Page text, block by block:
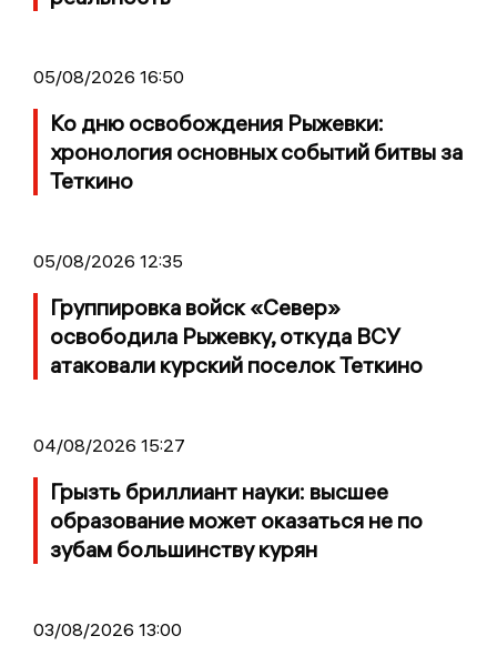
05/08/2026 16:50
Ко дню освобождения Рыжевки:
хронология основных событий битвы за
Теткино
05/08/2026 12:35
Группировка войск «Север»
освободила Рыжевку, откуда ВСУ
атаковали курский поселок Теткино
04/08/2026 15:27
Грызть бриллиант науки: высшее
образование может оказаться не по
зубам большинству курян
03/08/2026 13:00